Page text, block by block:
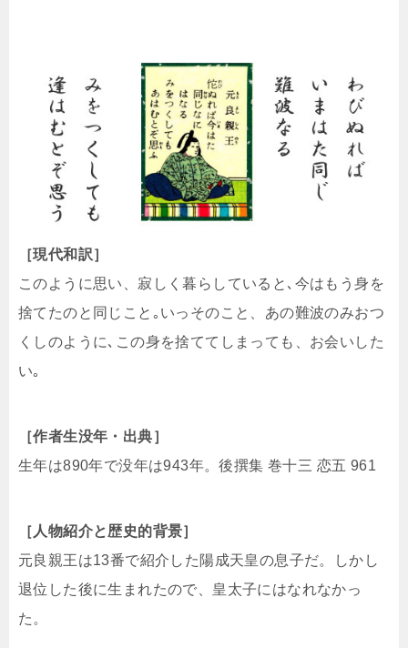
［現代和訳］
このように思い、寂しく暮らしていると､今はもう身を
捨てたのと同じこと｡いっそのこと、あの難波のみおつ
くしのように､この身を捨ててしまっても、お会いした
い｡
［作者生没年・出典］
生年は890年で没年は943年。後撰集 巻十三 恋五 961
［人物紹介と歴史的背景］
元良親王は13番で紹介した陽成天皇の息子だ。しかし
退位した後に生まれたので、皇太子にはなれなかっ
た。